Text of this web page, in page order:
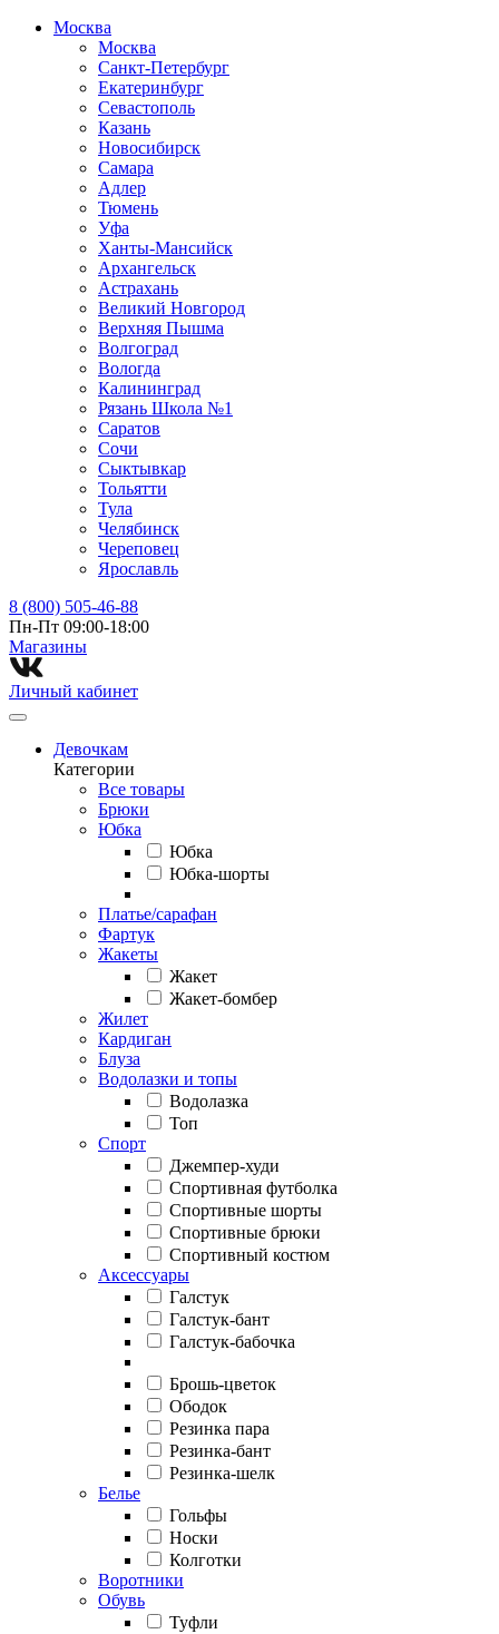
Москва
Москва
Санкт-Петербург
Екатеринбург
Севастополь
Казань
Новосибирск
Самара
Адлер
Тюмень
Уфа
Ханты-Мансийск
Архангельск
Астрахань
Великий Новгород
Верхняя Пышма
Волгоград
Вологда
Калининград
Рязань Школа №1
Саратов
Сочи
Сыктывкар
Тольятти
Тула
Челябинск
Череповец
Ярославль
8 (800) 505-46-88
Пн-Пт 09:00-18:00
Магазины⁠
Личный кабинет
Девочкам
Категории
Все товары
Брюки
Юбка
Юбка
Юбка-шорты
Платье/сарафан
Фартук
Жакеты
Жакет
Жакет-бомбер
Жилет
Кардиган
Блуза
Водолазки и топы
Водолазка
Топ
Спорт
Джемпер-худи
Спортивная футболка
Спортивные шорты
Спортивные брюки
Спортивный костюм
Аксессуары
Галстук
Галстук-бант
Галстук-бабочка
Брошь-цветок
Ободок
Резинка пара
Резинка-бант
Резинка-шелк
Белье
Гольфы
Носки
Колготки
Воротники
Обувь
Туфли